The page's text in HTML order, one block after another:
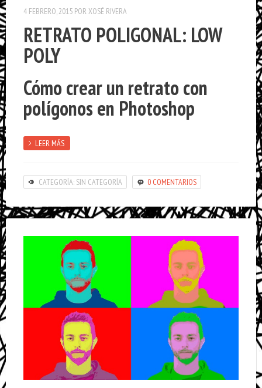
4 FEBRERO, 2015 POR XOSÉ RIVERA
RETRATO POLIGONAL: LOW
POLY
Cómo crear un retrato con
polígonos en Photoshop
LEER MÁS
CATEGORÍA: SIN CATEGORÍA 0 COMENTARIOS